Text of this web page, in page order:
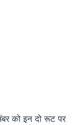
को इन दो रूट पर